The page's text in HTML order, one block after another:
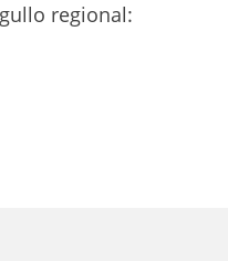
regional: